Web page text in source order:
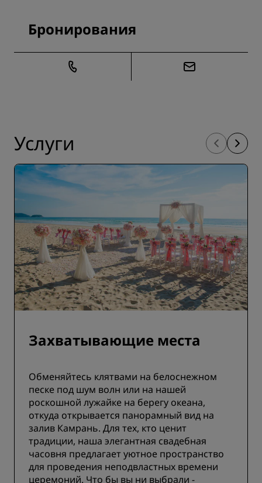
Бронирования
Услуги
Захватывающие места
Обменяйтесь клятвами на белоснежном
песке под шум волн или на нашей
роскошной лужайке на берегу океана,
откуда открывается панорамный вид на
залив Камрань. Для тех, кто ценит
традиции, наша элегантная свадебная
часовня предлагает уютное пространство
для проведения неподвластных времени
церемоний. Что бы вы ни выбрали -